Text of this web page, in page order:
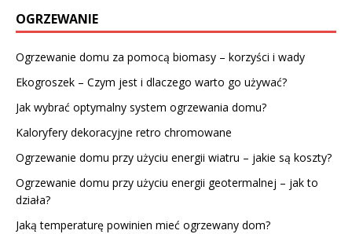
OGRZEWANIE
Ogrzewanie domu za pomocą biomasy – korzyści i wady
Ekogroszek – Czym jest i dlaczego warto go używać?
Jak wybrać optymalny system ogrzewania domu?
Kaloryfery dekoracyjne retro chromowane
Ogrzewanie domu przy użyciu energii wiatru – jakie są koszty?
Ogrzewanie domu przy użyciu energii geotermalnej – jak to
działa?
Jaką temperaturę powinien mieć ogrzewany dom?